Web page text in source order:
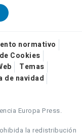
normativo
Cookies
Temas
de navidad
Europa Press.
la redistribución